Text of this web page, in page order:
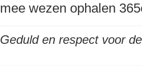
mee wezen ophalen
Geduld en respect voor